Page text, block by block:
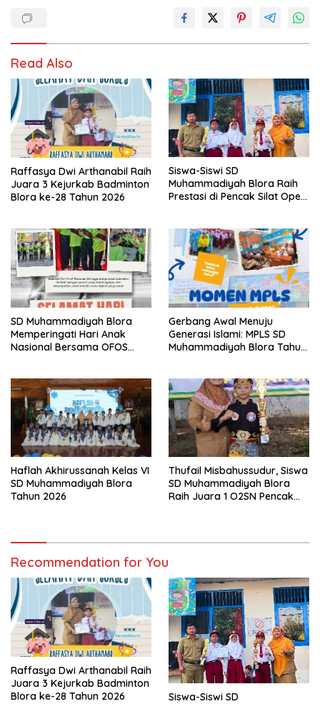
Read Also
Raffasya Dwi Arthanabil Raih
Juara 3 Kejurkab Badminton
Blora ke-28 Tahun 2026
Siswa-Siswi SD
Muhammadiyah Blora Raih
Prestasi di Pencak Silat Open
SD Muhammadiyah Blora
Memperingati Hari Anak
Nasional Bersama OFOS
Gerbang Awal Menuju
Generasi Islami: MPLS SD
Muhammadiyah Blora Tahun
Haflah Akhirussanah Kelas VI
SD Muhammadiyah Blora
Tahun 2026
Thufail Misbahussudur, Siswa
SD Muhammadiyah Blora
Raih Juara 1 O2SN Pencak
Recommendation for You
Raffasya Dwi Arthanabil Raih
Juara 3 Kejurkab Badminton
Blora ke-28 Tahun 2026
Siswa-Siswi SD